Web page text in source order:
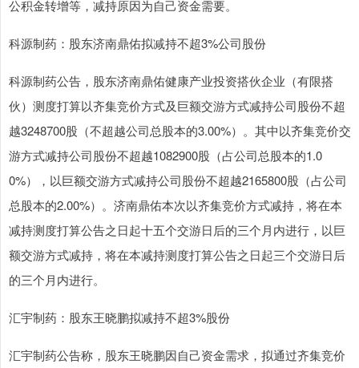
公积金转增等，减持原因为自己资金需要。
科源制药：股东济南鼎佑拟减持不超3%公司股份
科源制药公告，股东济南鼎佑健康产业投资搭伙企业（有限搭
伙）测度打算以齐集竞价方式及巨额交游方式减持公司股份不超
越3248700股（不超越公司总股本的3.00%）。其中以齐集竞价交
游方式减持公司股份不超越1082900股（占公司总股本的1.0
0%），以巨额交游方式减持公司股份不超越2165800股（占公司
总股本的2.00%）。济南鼎佑本次以齐集竞价方式减持，将在本
减持测度打算公告之日起十五个交游日后的三个月内进行，以巨
额交游方式减持，将在本减持测度打算公告之日起三个交游日后
的三个月内进行。
汇宇制药：股东王晓鹏拟减持不超3%股份
汇宇制药公告称，股东王晓鹏因自己资金需求，拟通过齐集竞价